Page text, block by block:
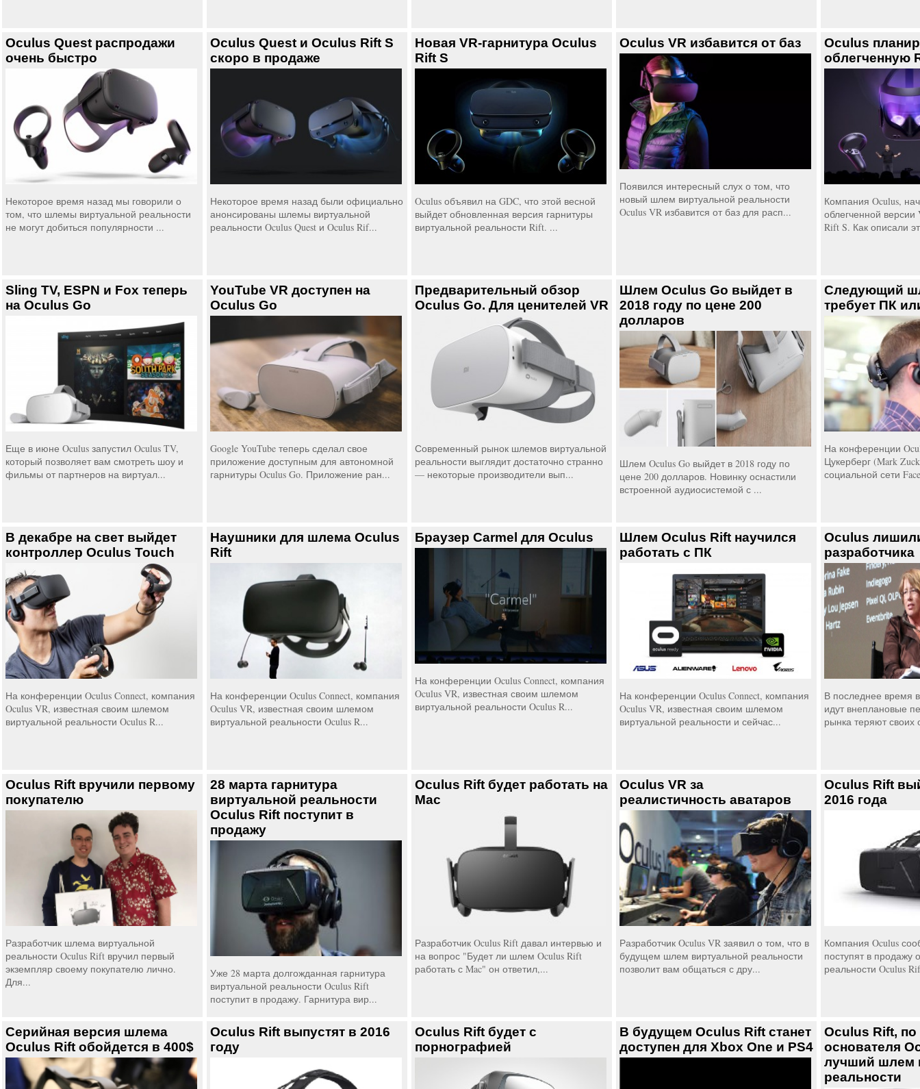
Oculus Quest распродажи
очень быстро
Некоторое время назад мы говорили о
том, что шлемы виртуальной реальности
не могут добиться популярности ...
Oculus Quest и Oculus Rift S
скоро в продаже
Некоторое время назад были официально
анонсированы шлемы виртуальной
реальности Oculus Quest и Oculus Rif...
Новая VR-гарнитура Oculus
Rift S
Oculus объявил на GDC, что этой весной
выйдет обновленная версия гарнитуры
виртуальной реальности Rift. ...
Oculus VR избавится от баз
Появился интересный слух о том, что
новый шлем виртуальной реальности
Oculus VR избавится от баз для расп...
Oculus
облегченную
Компания Oculus,
облегченной версии
Rift S. Как описали
Sling TV, ESPN и Fox теперь
на Oculus Go
Еще в июне Oculus запустил Oculus TV,
который позволяет вам смотреть шоу и
фильмы от партнеров на виртуал...
YouTube VR доступен на
Oculus Go
Google YouTube теперь сделал свое
приложение доступным для автономной
гарнитуры Oculus Go. Приложение ран...
Предварительный обзор
Oculus Go. Для ценителей VR
Современный рынок шлемов виртуальной
реальности выглядит достаточно странно
— некоторые производители вып...
Шлем Oculus Go выйдет в
2018 году по цене 200
долларов
Шлем Oculus Go выйдет в 2018 году по
цене 200 долларов. Новинку оснастили
встроенной аудиосистемой с ...
Следующий
требует ПК
На конференции
Цукерберг (Mark
социальной сети
В декабре на свет выйдет
контроллер Oculus Touch
На конференции Oculus Connect, компания
Oculus VR, известная своим шлемом
виртуальной реальности Oculus R...
Наушники для шлема Oculus
Rift
На конференции Oculus Connect, компания
Oculus VR, известная своим шлемом
виртуальной реальности Oculus R...
Браузер Carmel для Oculus
На конференции Oculus Connect, компания
Oculus VR, известная своим шлемом
виртуальной реальности Oculus R...
Шлем Oculus Rift научился
работать с ПК
На конференции Oculus Connect, компания
Oculus VR, известная своим шлемом
виртуальной реальности и сейчас...
Oculus
разработчика
В последнее время
идут внеплановые
рынка теряют своих
Oculus Rift вручили первому
покупателю
Разработчик шлема виртуальной
реальности Oculus Rift вручил первый
экземпляр своему покупателю лично.
Для...
28 марта гарнитура
виртуальной реальности
Oculus Rift поступит в
продажу
Уже 28 марта долгожданная гарнитура
виртуальной реальности Oculus Rift
поступит в продажу. Гарнитура вир...
Oculus Rift будет работать на
Mac
Разработчик Oculus Rift давал интервью и
на вопрос "Будет ли шлем Oculus Rift
работать с Mac" он ответил,...
Oculus VR за
реалистичность аватаров
Разработчик Oculus VR заявил о том, что в
будущем шлем виртуальной реальности
позволит вам общаться с дру...
Oculus Rift
2016 года
Компания Oculus
поступят в продажу
реальности Oculus
Серийная версия шлема
Oculus Rift обойдется в 400$
Oculus Rift выпустят в 2016
году
Oculus Rift будет с
порнографией
В будущем Oculus Rift станет
доступен для Xbox One и PS4
Oculus Rift,
основателя
лучший шлем
реальности